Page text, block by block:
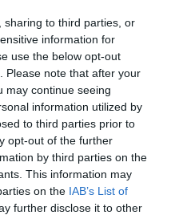
sharing to third parties, or
information for
use the below opt-out
Please note that after your
may continue seeing
information utilized by
to third parties prior to
opt-out of the further
by third parties on the
This information may
on the IAB’s List of
further disclose it to other
ναυτιλία
ακήρυχτου
Πού
μεγάλη
από τον e-
τις 14 Αυγούστου